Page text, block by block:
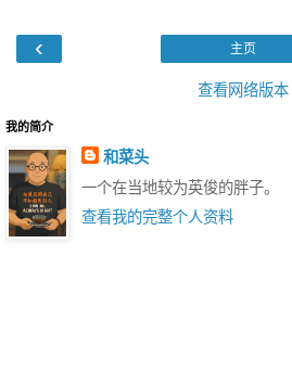
‹ 主页
查看网络版本
我的简介
和菜头
一个在当地较为英俊的胖子。
查看我的完整个人资料